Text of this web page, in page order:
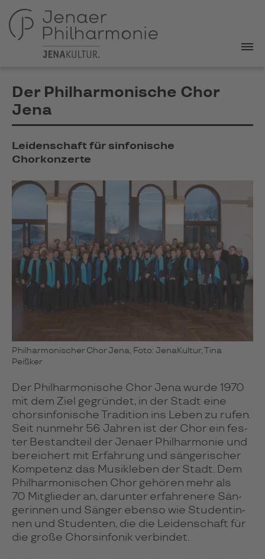
Der Philharmonische Chor
Jena
Leidenschaft für sinfonische
Chorkonzerte
Philharmonischer Chor Jena, Foto: JenaKultur, Tina
Peißker
Der Phil­har­mo­ni­sche Chor Jena wurde 1970
mit dem Ziel ge­grün­det, in der Stadt eine
chor­sin­fo­ni­sche Tra­di­tion ins Leben zu rufen.
Seit nun­mehr 56 Jah­ren ist der Chor ein fes­
ter Be­stand­teil der Jenaer Phil­har­mo­nie und
be­rei­chert mit Er­fah­rung und sän­ge­ri­scher
Kom­pe­tenz das Musik­le­ben der Stadt. Dem
Phil­har­mo­ni­schen Chor gehören mehr als
70 Mit­glie­der an, da­run­ter er­fah­re­nere Sän­
ge­rin­nen und Sänger ebenso wie Stu­den­tin­
nen und Stu­den­ten, die die Lei­den­schaft für
die große Chor­sin­fo­nik ver­bin­det.